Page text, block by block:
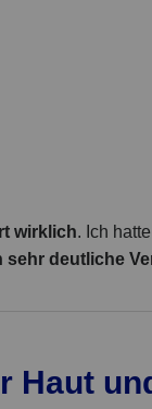
wirklich. Ich
sehr deutliche
Haut